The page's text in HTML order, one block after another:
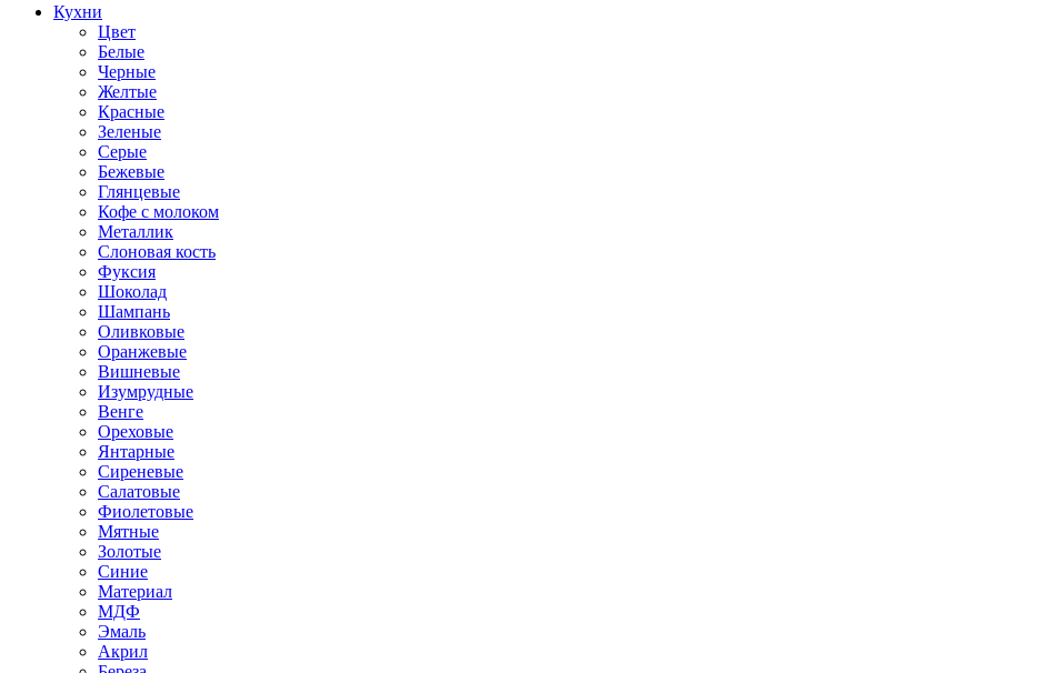
Кухни
Цвет
Белые
Черные
Желтые
Красные
Зеленые
Серые
Бежевые
Глянцевые
Кофе с молоком
Металлик
Слоновая кость
Фуксия
Шоколад
Шампань
Оливковые
Оранжевые
Вишневые
Изумрудные
Венге
Ореховые
Янтарные
Сиреневые
Салатовые
Фиолетовые
Мятные
Золотые
Синие
Материал
МДФ
Эмаль
Акрил